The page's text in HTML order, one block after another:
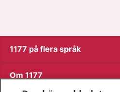
1177 på flera språk
Om 1177